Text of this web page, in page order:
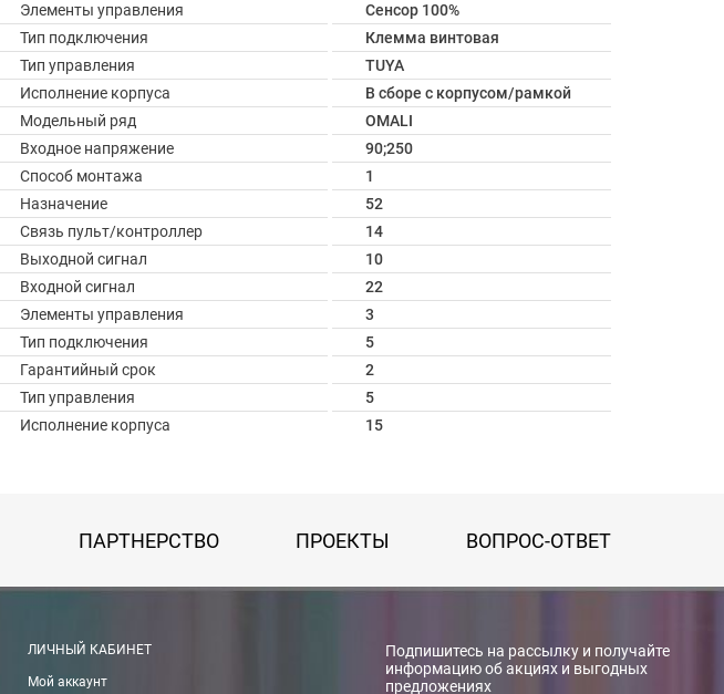
Элементы управления
Сенсор 100%
Тип подключения
Клемма винтовая
Тип управления
TUYA
Исполнение корпуса
В сборе с корпусом/рамкой
Модельный ряд
OMALI
Входное напряжение
90;250
Способ монтажа
1
Назначение
52
Связь пульт/контроллер
14
Выходной сигнал
10
Входной сигнал
22
Элементы управления
3
Тип подключения
5
Гарантийный срок
2
Тип управления
5
Исполнение корпуса
15
ПАРТНЕРСТВО ПРОЕКТЫ ВОПРОС-ОТВЕТ
ЛИЧНЫЙ КАБИНЕТ
Мой аккаунт
Подпишитесь на рассылку и получайте
информацию об акциях и выгодных
предложениях